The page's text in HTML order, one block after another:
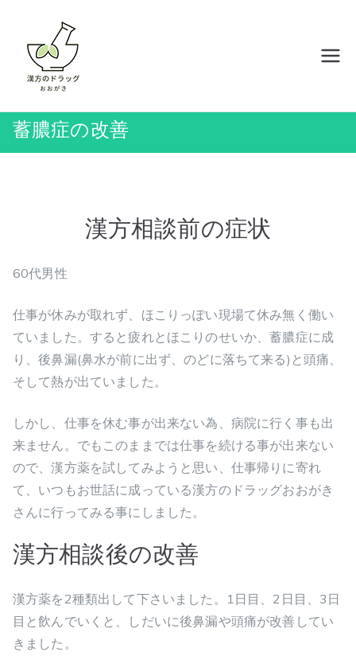
蓄膿症の改善
漢方相談前の症状
60代男性
仕事が休みが取れず、ほこりっぽい現場て休み無く働い
ていました。すると疲れとほこりのせいか、蓄膿症に成
り、後鼻漏(鼻水が前に出ず、のどに落ちて来る)と頭痛、
そして熱が出ていました。
しかし、仕事を休む事が出来ない為、病院に行く事も出
来ません。でもこのままでは仕事を続ける事が出来ない
ので、漢方薬を試してみようと思い、仕事帰りに寄れ
て、いつもお世話に成っている漢方のドラッグおおがき
さんに行ってみる事にしました。
漢方相談後の改善
漢方薬を2種類出して下さいました。1日目、2日目、3日
目と飲んでいくと、しだいに後鼻漏や頭痛が改善してい
きました。